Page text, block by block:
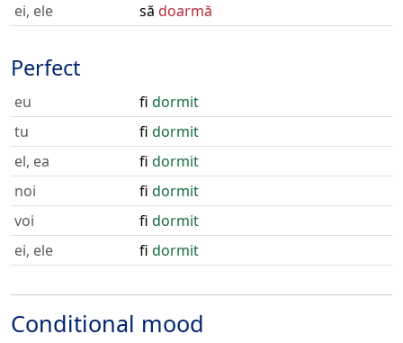
ei, ele
să doarmă
Perfect
eu fi dormit
tu
fi dormit
el, ea
fi dormit
noi
fi dormit
voi
fi dormit
ei, ele
fi dormit
Conditional mood